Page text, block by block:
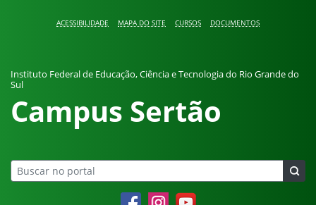
ACESSIBILIDADE MAPA DO SITE CURSOS DOCUMENTOS
Instituto Federal de Educação, Ciência e Tecnologia do Rio Grande do
Sul
Campus Sertão
FacebookInstagramYouTube